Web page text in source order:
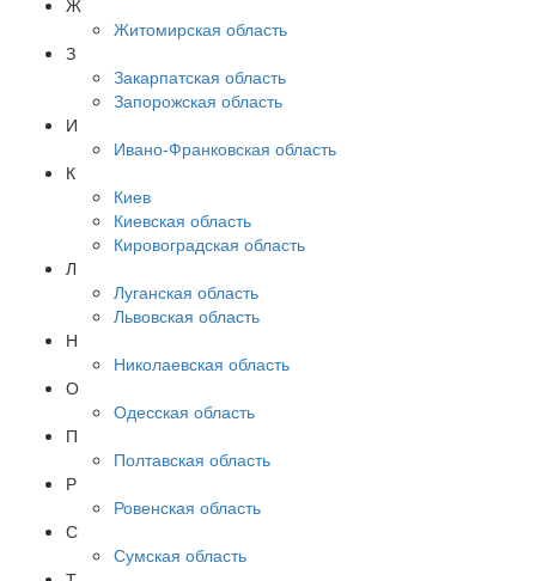
Ж
Житомирская область
З
Закарпатская область
Запорожская область
И
Ивано-Франковская область
К
Киев
Киевская область
Кировоградская область
Л
Луганская область
Львовская область
Н
Николаевская область
О
Одесская область
П
Полтавская область
Р
Ровенская область
С
Сумская область